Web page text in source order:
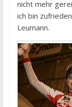
nicht mehr
ich bin
Leumann.